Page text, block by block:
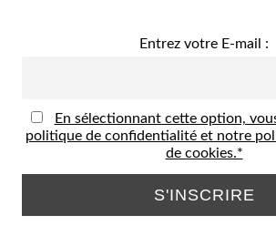
Entrez votre E-mail :
En sélectionnant cette option,
politique de confidentialité et notre
de cookies.*